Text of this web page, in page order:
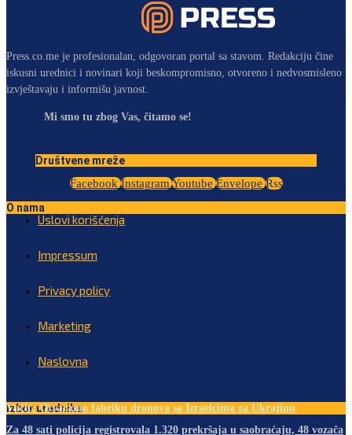
Press.co.me je profesionalan, odgovoran portal sa stavom. Redakciju čine
iskusni urednici i novinari koji beskompromisno, otvoreno i nedvosmisleno
izvještavaju i informišu javnost.
Mi smo tu zbog Vas, čitamo se!
Društvene mreže
Facebook Instagram Youtube Envelope Rss
O nama
Uslovi korišćenja
Impressum
Privacy policy
Marketing
Naslovna
Izbor urednika
Vučić: Otvaramo fabriku dronova sa Izraelcima za Ukrajinu
Za 48 sati policija registrovala 1.320 prekršaja u saobraćaju, 48 vozača